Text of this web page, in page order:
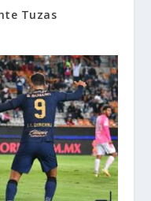
Tuzas